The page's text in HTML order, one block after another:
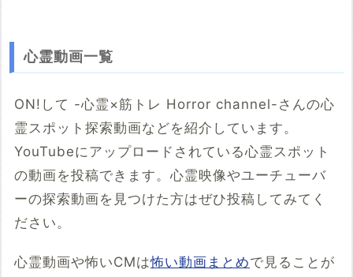
心霊動画一覧
ON!して -心霊×筋トレ Horror channel-さんの心
霊スポット探索動画などを紹介しています。
YouTubeにアップロードされている心霊スポット
の動画を投稿できます。心霊映像やユーチューバ
ーの探索動画を見つけた方はぜひ投稿してみてく
ださい。
心霊動画や怖いCMは怖い動画まとめで見ることが